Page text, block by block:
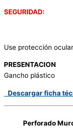
SEGURIDAD:
Use protección
PRESENTACION
Gancho plástico
Descargar ficha
Perforado